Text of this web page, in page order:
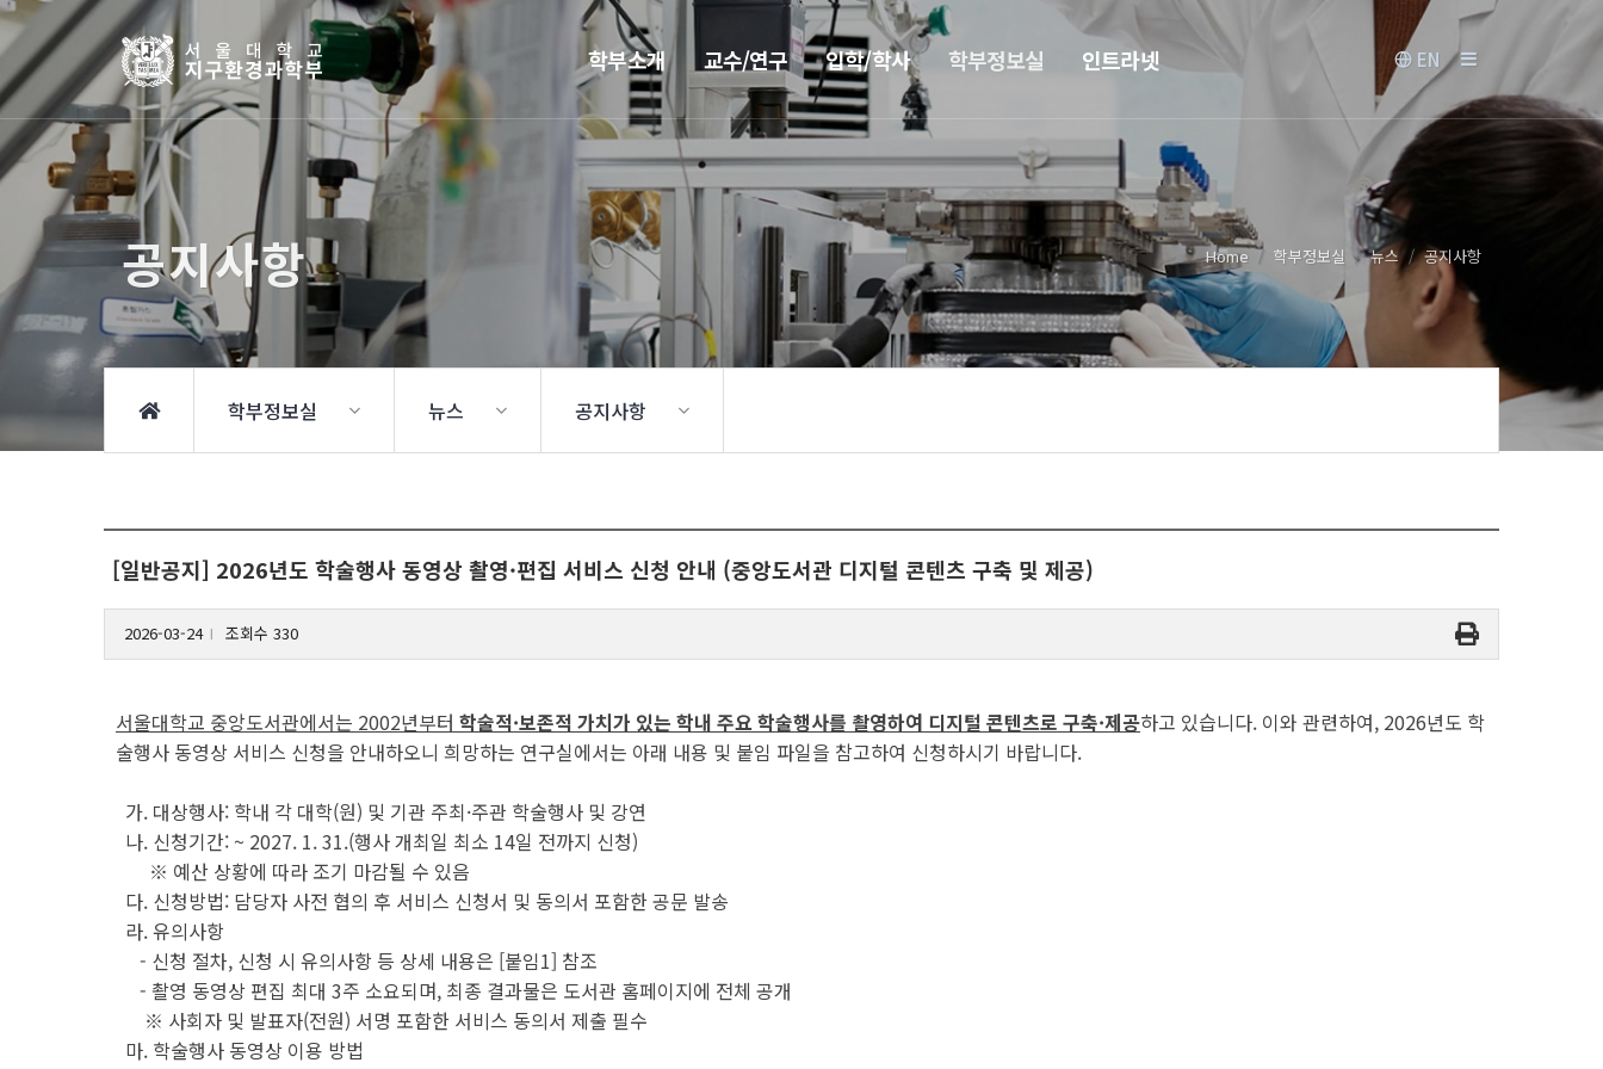
학부소개 교수/연구 입학/학사 학부정보실 인트라넷 EN
공지사항 Home 학부정보실 뉴스 공지사항
학부정보실 뉴스 공지사항
[일반공지] 2026년도 학술행사 동영상 촬영·편집 서비스 신청 안내 (중앙도서관 디지털 콘텐츠 구축 및 제공)
2026-03-24 조회수 330
서울대학교 중앙도서관에서는 2002년부터 학술적·보존적 가치가 있는 학내 주요 학술행사를 촬영하여 디지털 콘텐츠로 구축·제공하고 있습니다. 이와 관련하여, 2026년도 학
술행사 동영상 서비스 신청을 안내하오니 희망하는 연구실에서는 아래 내용 및 붙임 파일을 참고하여 신청하시기 바랍니다.
가. 대상행사: 학내 각 대학(원) 및 기관 주최·주관 학술행사 및 강연
나. 신청기간: ~ 2027. 1. 31.(행사 개최일 최소 14일 전까지 신청)
※ 예산 상황에 따라 조기 마감될 수 있음
다. 신청방법: 담당자 사전 협의 후 서비스 신청서 및 동의서 포함한 공문 발송
라. 유의사항
- 신청 절차, 신청 시 유의사항 등 상세 내용은 [붙임1] 참조
- 촬영 동영상 편집 최대 3주 소요되며, 최종 결과물은 도서관 홈페이지에 전체 공개
※ 사회자 및 발표자(전원) 서명 포함한 서비스 동의서 제출 필수
마. 학술행사 동영상 이용 방법